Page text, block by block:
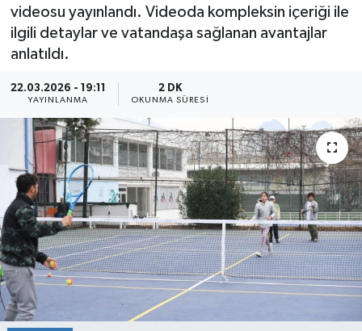
videosu yayınlandı. Videoda kompleksin içeriği ile
ilgili detaylar ve vatandaşa sağlanan avantajlar
anlatıldı.
22.03.2026 - 19:11
YAYINLANMA
2 DK
OKUNMA SÜRESI